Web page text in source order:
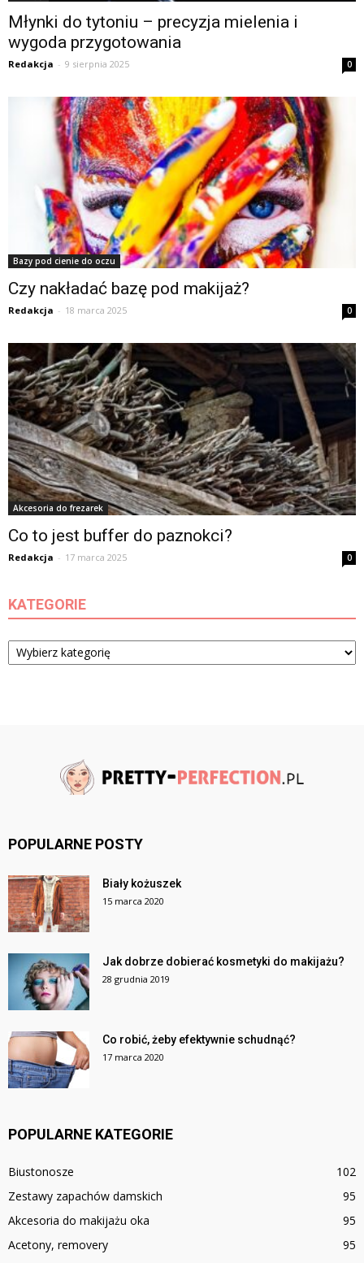
Młynki do tytoniu – precyzja mielenia i
wygoda przygotowania
Redakcja - 9 sierpnia 2025 0
Bazy pod cienie do oczu
Czy nakładać bazę pod makijaż?
Redakcja - 18 marca 2025 0
Akcesoria do frezarek
Co to jest buffer do paznokci?
Redakcja - 17 marca 2025 0
KATEGORIE
Kategorie
POPULARNE POSTY
Biały kożuszek
15 marca 2020
Jak dobrze dobierać kosmetyki do makijażu?
28 grudnia 2019
Co robić, żeby efektywnie schudnąć?
17 marca 2020
POPULARNE KATEGORIE
Biustonosze
102
Zestawy zapachów damskich
95
Akcesoria do makijażu oka
95
Acetony, removery
95